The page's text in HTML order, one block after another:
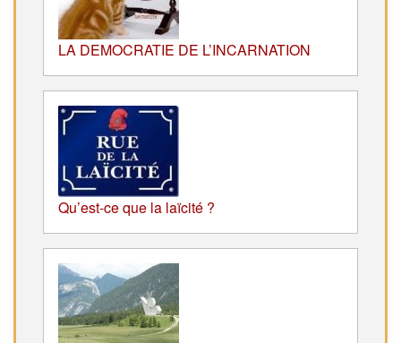
LA DEMOCRATIE DE L’INCARNATION
Qu’est-ce que la laïcité ?